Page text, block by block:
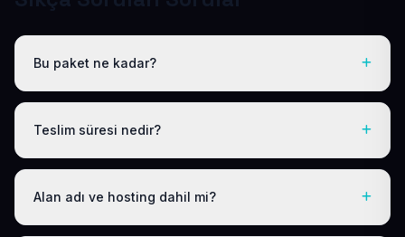
Bu paket ne kadar?
Tüm sektörel paketlerimiz gibi Diş Kliniği Hazır Web
ücretsiz .com.tr alan adı, hosting, SSL ve temel SEO
dahildir; gizli ücret yoktur.
Teslim süresi nedir?
Logo, iletişim ve tanıtım metinlerinizi ilettikten sonra
Alan adı ve hosting dahil mi?
Evet. Yıllık paket ücretine ücretsiz .com.tr alan adı ve